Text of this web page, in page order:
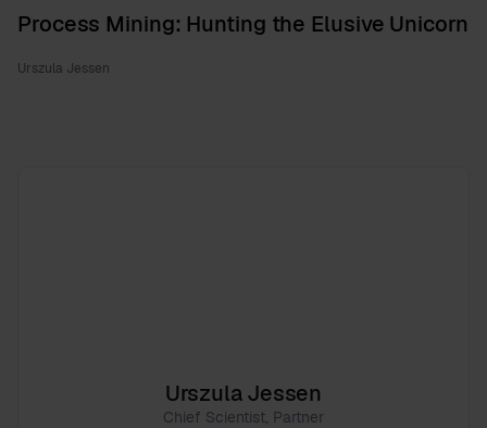
Process Mining: Hunting the Elusive Unicorn
Urszula Jessen
Urszula Jessen
Chief Scientist, Partner